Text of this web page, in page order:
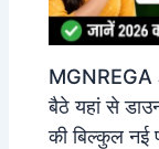
बैठे यहां से
की बिल्कुल नई